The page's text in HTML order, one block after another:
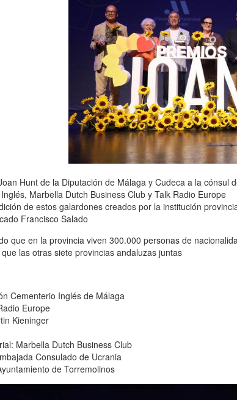
Hunt de la Diputación de Málaga y Cudeca a la
Marbella Dutch Business Club y Talk Radio Europe
de estos galardones creados por la institución
Francisco Salado
que en la provincia viven 300.000 personas de
las otras siete provincias andaluzas juntas
Cementerio Inglés de Málaga
Europe
Kieninger
Marbella Dutch Business Club
Consulado de Ucrania
de Torremolinos